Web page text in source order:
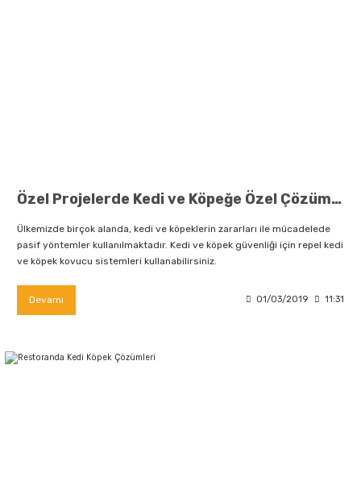
Özel Projelerde Kedi ve Köpeğe Özel Çözümler
Ülkemizde birçok alanda, kedi ve köpeklerin zararları ile mücadelede
pasif yöntemler kullanılmaktadır. Kedi ve köpek güvenliği için repel kedi
ve köpek kovucu sistemleri kullanabilirsiniz.
Devamı 01/03/2019 11:31